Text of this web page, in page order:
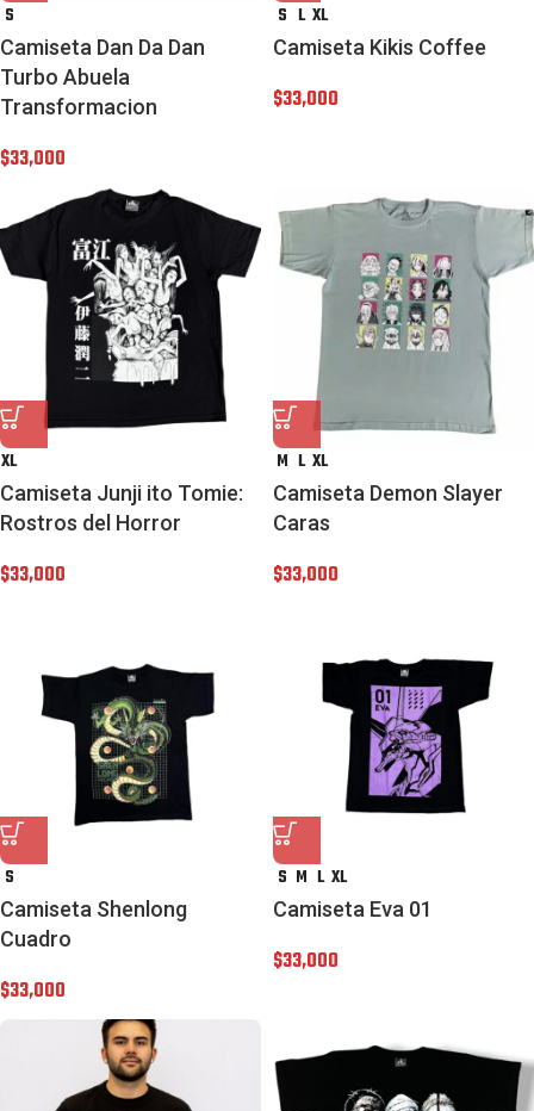
S
Camiseta Dan Da Dan
Turbo Abuela
Transformacion
$33,000
S L XL
Camiseta Kikis Coffee
$33,000
XL
Camiseta Junji ito Tomie:
Rostros del Horror
$33,000
M L XL
Camiseta Demon Slayer
Caras
$33,000
S
Camiseta Shenlong
Cuadro
$33,000
S M L XL
Camiseta Eva 01
$33,000